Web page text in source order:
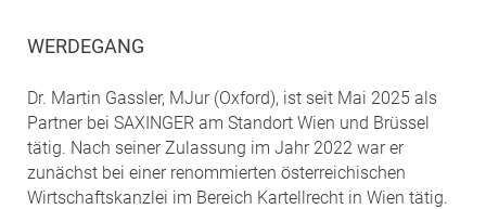
WERDEGANG
Dr. Martin Gassler, MJur (Oxford), ist seit Mai 2025 als
Partner bei SAXINGER am Standort Wien und Brüssel
tätig. Nach seiner Zulassung im Jahr 2022 war er
zunächst bei einer renommierten österreichischen
Wirtschaftskanzlei im Bereich Kartellrecht in Wien tätig.